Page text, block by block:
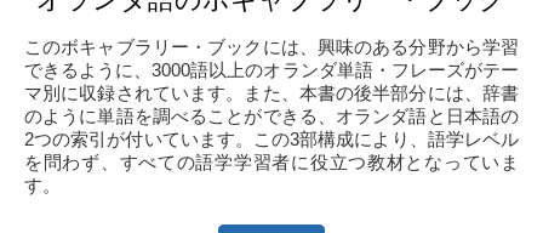
このボキャブラリー・ブックには、興味のある分野から学習
できるように、3000語以上のオランダ単語・フレーズがテー
マ別に収録されています。また、本書の後半部分には、辞書
のように単語を調べることができる、オランダ語と日本語の
2つの索引が付いています。この3部構成により、語学レベル
を問わず、すべての語学学習者に役立つ教材となっていま
す。